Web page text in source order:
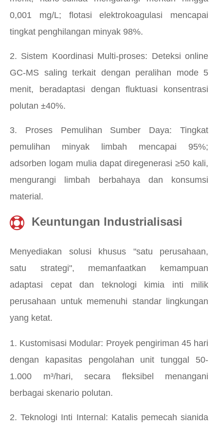
0,001 mg/L; flotasi elektrokoagulasi mencapai
tingkat penghilangan minyak 98%.
2. Sistem Koordinasi Multi-proses: Deteksi online
GC-MS saling terkait dengan peralihan mode 5
menit, beradaptasi dengan fluktuasi konsentrasi
polutan ±40%.
3. Proses Pemulihan Sumber Daya: Tingkat
pemulihan minyak limbah mencapai 95%;
adsorben logam mulia dapat diregenerasi ≥50 kali,
mengurangi limbah berbahaya dan konsumsi
material.
Keuntungan Industrialisasi
Menyediakan solusi khusus "satu perusahaan,
satu strategi", memanfaatkan kemampuan
adaptasi cepat dan teknologi kimia inti milik
perusahaan untuk memenuhi standar lingkungan
yang ketat.
1. Kustomisasi Modular: Proyek pengiriman 45 hari
dengan kapasitas pengolahan unit tunggal 50-
1.000 m³/hari, secara fleksibel menangani
berbagai skenario polutan.
2. Teknologi Inti Internal: Katalis pemecah sianida